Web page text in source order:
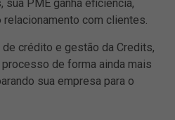
PME ganha eficiência,
com clientes.
crédito e gestão da Credits,
de forma ainda mais
sua empresa para o